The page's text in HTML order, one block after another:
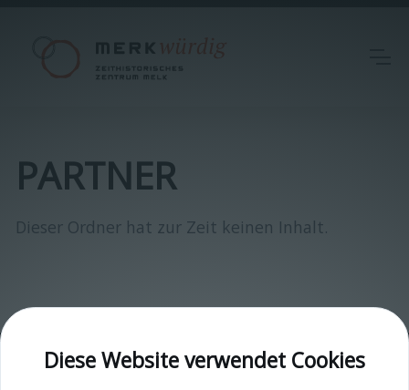
PARTNER
Dieser Ordner hat zur Zeit keinen Inhalt.
Diese Website verwendet Cookies